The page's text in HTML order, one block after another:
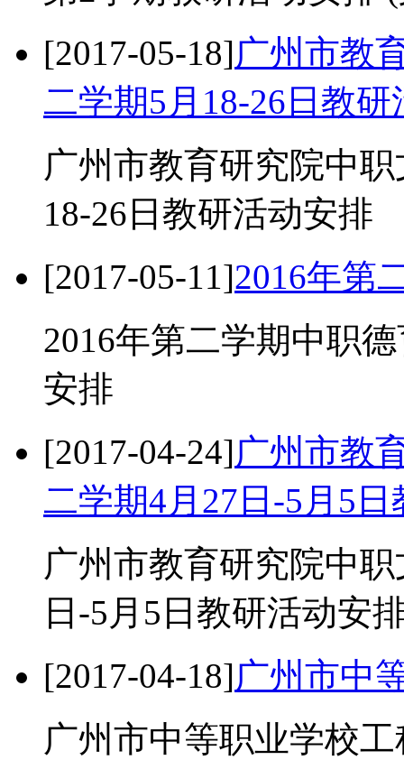
[2017-05-18]广州市教
二学期5月18-26日教
广州市教育研究院中
18-26日教研活动安排
[2017-05-11]2016年第
2016年第二学期中职
安排
[2017-04-24]广州市教
二学期4月27日-5月5
广州市教育研究院中
日-5月5日教研活动安
[2017-04-18]广州市中
广州市中等职业学校